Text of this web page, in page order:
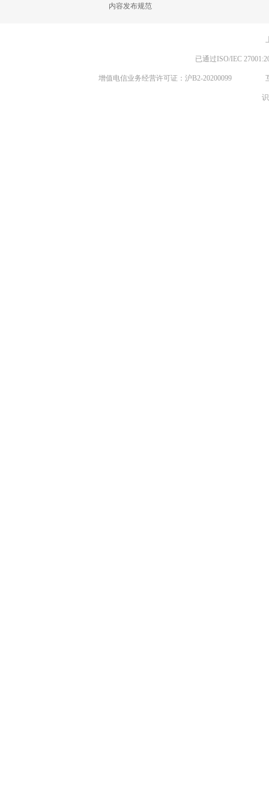
内容发布规范
已通过ISO/IEC
增值电信业务经营许可证：沪B2-20200099